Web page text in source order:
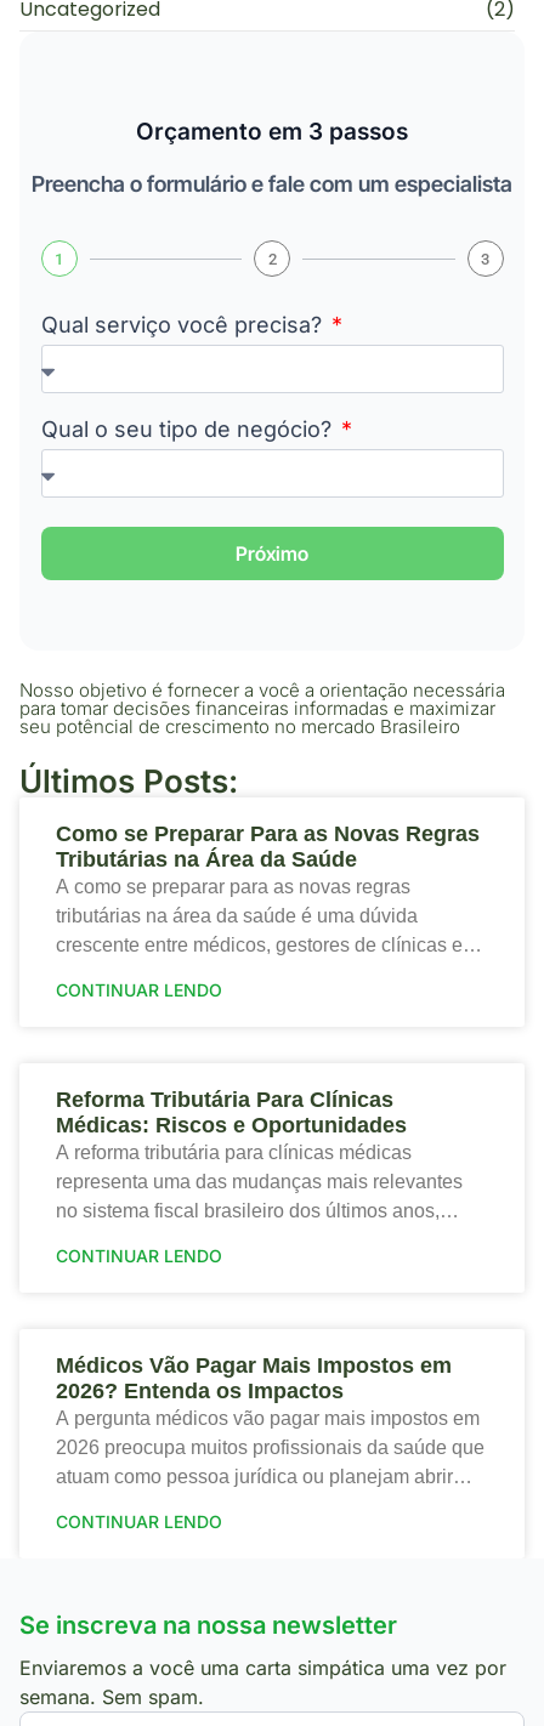
Uncategorized (2)
Orçamento em 3 passos
Preencha o formulário e fale com um especialista
1 2 3
Qual serviço você precisa?
Qual o seu tipo de negócio?
Próximo
Nosso objetivo é fornecer a você a orientação necessária
para tomar decisões financeiras informadas e maximizar
seu potêncial de crescimento no mercado Brasileiro
Últimos Posts:
Como se Preparar Para as Novas Regras
Tributárias na Área da Saúde
A como se preparar para as novas regras
tributárias na área da saúde é uma dúvida
crescente entre médicos, gestores de clínicas e
financeira
CONTINUAR LENDO
Reforma Tributária Para Clínicas
Médicas: Riscos e Oportunidades
A reforma tributária para clínicas médicas
representa uma das mudanças mais relevantes
no sistema fiscal brasileiro dos últimos anos,
setor de saúde. Portanto,
CONTINUAR LENDO
Médicos Vão Pagar Mais Impostos em
2026? Entenda os Impactos
A pergunta médicos vão pagar mais impostos em
2026 preocupa muitos profissionais da saúde que
atuam como pessoa jurídica ou planejam abrir
mudanças
CONTINUAR LENDO
Se inscreva na nossa newsletter
Enviaremos a você uma carta simpática uma vez por
semana. Sem spam.